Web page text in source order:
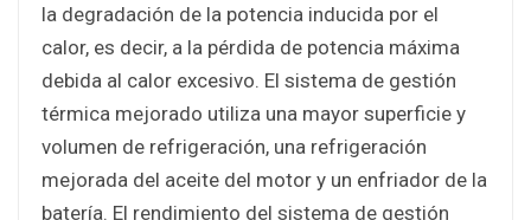
la degradación de la potencia inducida por el
calor, es decir, a la pérdida de potencia máxima
debida al calor excesivo. El sistema de gestión
térmica mejorado utiliza una mayor superficie y
volumen de refrigeración, una refrigeración
mejorada del aceite del motor y un enfriador de la
batería. El rendimiento del sistema de gestión